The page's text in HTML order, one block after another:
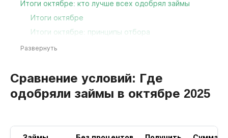
Итоги октябре: кто лучше всех одобрял займы
Итоги октябре
Итоги октябре: принципы отбора
Топ МФО для получения займа
Зачем нужна статистика за октябре?
Актуальны ли эти МФО для получения займа
Развернуть
Сравнение условий: Где
одобряли займы в октябре 2025